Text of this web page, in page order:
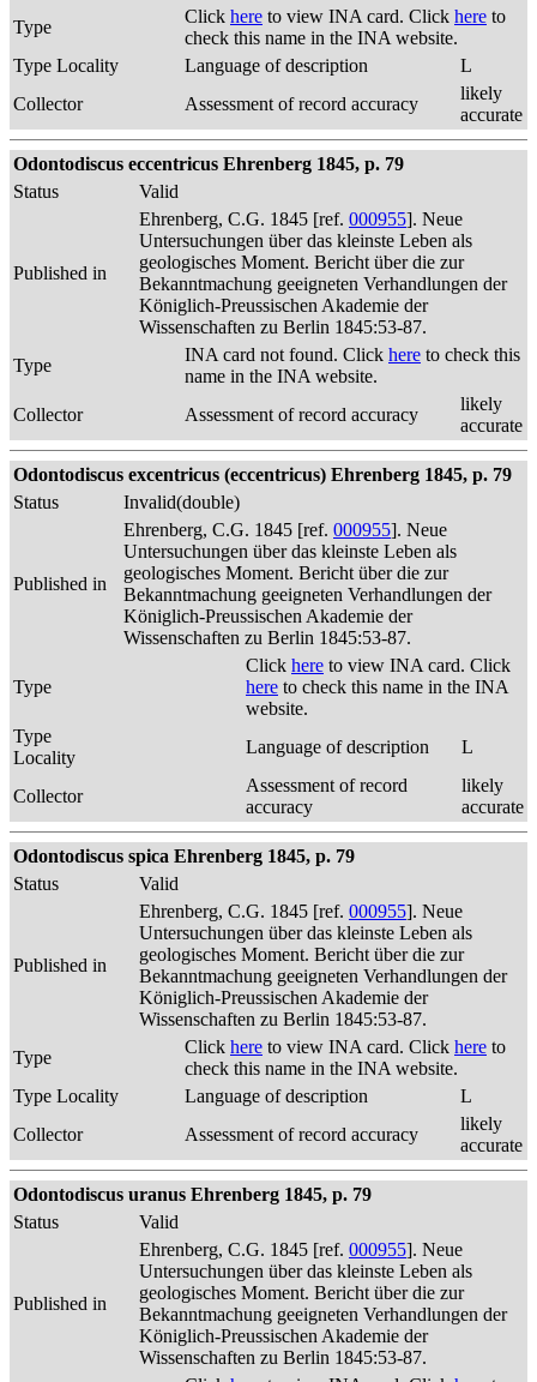
Type
Click here to view INA card. Click here to
check this name in the INA website.
Type Locality
Language of description
L
Collector
Assessment of record accuracy
likely
accurate
Odontodiscus eccentricus Ehrenberg 1845, p. 79
Status
Valid
Published in
Ehrenberg, C.G. 1845 [ref. 000955]. Neue
Untersuchungen über das kleinste Leben als
geologisches Moment. Bericht über die zur
Bekanntmachung geeigneten Verhandlungen der
Königlich-Preussischen Akademie der
Wissenschaften zu Berlin 1845:53-87.
Type
INA card not found. Click here to check this
name in the INA website.
Collector
Assessment of record accuracy
likely
accurate
Odontodiscus excentricus (eccentricus) Ehrenberg 1845, p. 79
Status
Invalid(double)
Published in
Ehrenberg, C.G. 1845 [ref. 000955]. Neue
Untersuchungen über das kleinste Leben als
geologisches Moment. Bericht über die zur
Bekanntmachung geeigneten Verhandlungen der
Königlich-Preussischen Akademie der
Wissenschaften zu Berlin 1845:53-87.
Type
Click here to view INA card. Click
here to check this name in the INA
website.
Type
Locality
Language of description L
Collector
Assessment of record
accuracy
likely
accurate
Odontodiscus spica Ehrenberg 1845, p. 79
Status
Valid
Published in
Ehrenberg, C.G. 1845 [ref. 000955]. Neue
Untersuchungen über das kleinste Leben als
geologisches Moment. Bericht über die zur
Bekanntmachung geeigneten Verhandlungen der
Königlich-Preussischen Akademie der
Wissenschaften zu Berlin 1845:53-87.
Type
Click here to view INA card. Click here to
check this name in the INA website.
Type Locality
Language of description
L
Collector
Assessment of record accuracy
likely
accurate
Odontodiscus uranus Ehrenberg 1845, p. 79
Status
Valid
Published in
Ehrenberg, C.G. 1845 [ref. 000955]. Neue
Untersuchungen über das kleinste Leben als
geologisches Moment. Bericht über die zur
Bekanntmachung geeigneten Verhandlungen der
Königlich-Preussischen Akademie der
Wissenschaften zu Berlin 1845:53-87.